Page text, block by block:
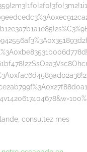
consultez mes